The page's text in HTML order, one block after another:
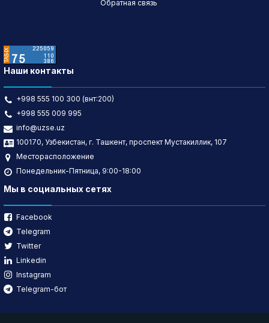
Обратная связь
Наши контакты
+998 555 100 300 (внт:200)
+998 555 009 995
info@uzse.uz
100170, Узбекистан, г. Ташкент, проспект Мустакиллик, 107
Месторасположение
Понедельник-Пятница, 9:00-18:00
Мы в социальных сетях
Facebook
Telegram
Twitter
Linkedin
Instagram
Telegram-бот